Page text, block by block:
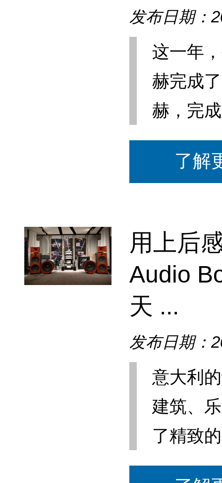
发布日期：
这一年
赫完成
赫，完
了解
用上后
Audio
天 ...
发布日期：
意大利
建筑、
了精致